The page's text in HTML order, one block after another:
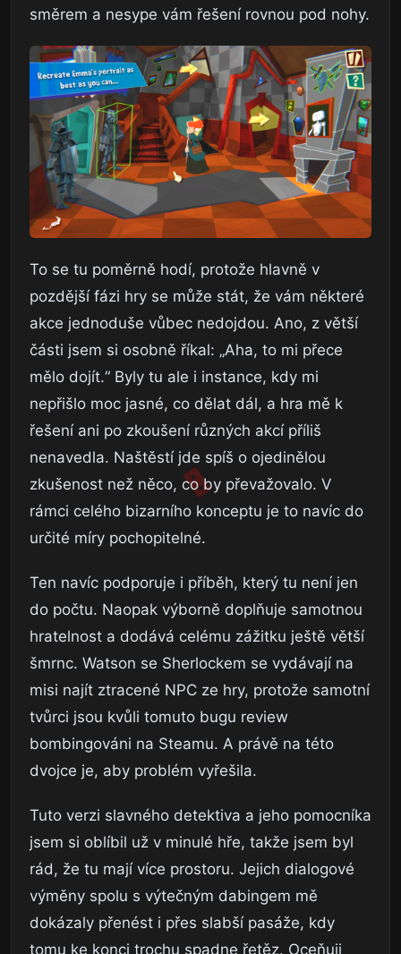
směrem a nesype vám řešení rovnou pod nohy.
To se tu poměrně hodí, protože hlavně v
pozdější fázi hry se může stát, že vám některé
akce jednoduše vůbec nedojdou. Ano, z větší
části jsem si osobně říkal: „Aha, to mi přece
mělo dojít.“ Byly tu ale i instance, kdy mi
nepřišlo moc jasné, co dělat dál, a hra mě k
řešení ani po zkoušení různých akcí příliš
nenavedla. Naštěstí jde spíš o ojedinělou
zkušenost než něco, co by převažovalo. V
rámci celého bizarního konceptu je to navíc do
určité míry pochopitelné.
Ten navíc podporuje i příběh, který tu není jen
do počtu. Naopak výborně doplňuje samotnou
hratelnost a dodává celému zážitku ještě větší
šmrnc. Watson se Sherlockem se vydávají na
misi najít ztracené NPC ze hry, protože samotní
tvůrci jsou kvůli tomuto bugu review
bombingováni na Steamu. A právě na této
dvojce je, aby problém vyřešila.
Tuto verzi slavného detektiva a jeho pomocníka
jsem si oblíbil už v minulé hře, takže jsem byl
rád, že tu mají více prostoru. Jejich dialogové
výměny spolu s výtečným dabingem mě
dokázaly přenést i přes slabší pasáže, kdy
tomu ke konci trochu spadne řetěz. Oceňuji